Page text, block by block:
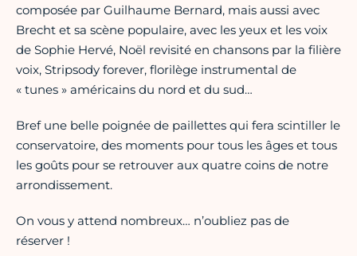
composée par Guilhaume Bernard, mais aussi avec
Brecht et sa scène populaire, avec les yeux et les voix
de Sophie Hervé, Noël revisité en chansons par la filière
voix, Stripsody forever, florilège instrumental de
« tunes » américains du nord et du sud…
Bref une belle poignée de paillettes qui fera scintiller le
conservatoire, des moments pour tous les âges et tous
les goûts pour se retrouver aux quatre coins de notre
arrondissement.
On vous y attend nombreux… n’oubliez pas de
réserver !